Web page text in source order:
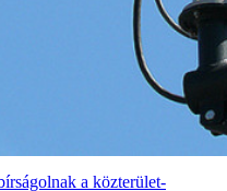
a közterület-